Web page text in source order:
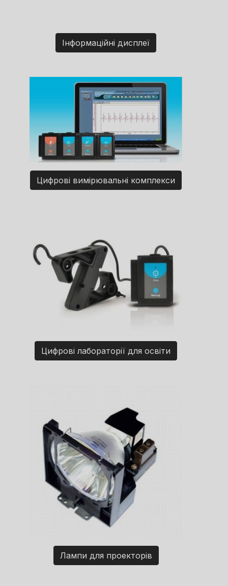
Інформаційні дисплеї
Цифрові вимірювальні комплекси
Цифрові лабораторії для освіти
Лампи для проекторів